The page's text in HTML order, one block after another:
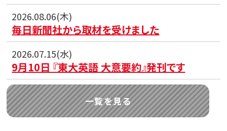
2026.08.06(木)
毎日新聞社から取材を受けました
2026.07.15(水)
9月10日 『東大英語 大意要約』発刊です
一覧を見る